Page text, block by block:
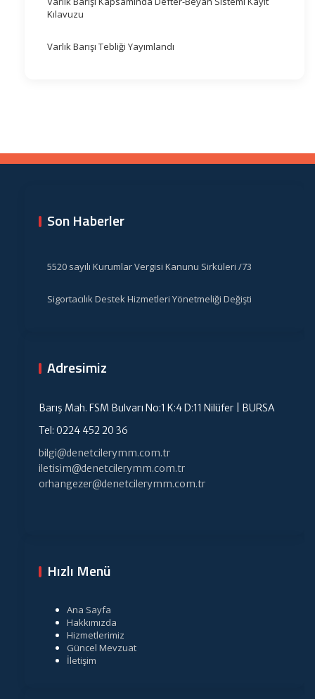
Kılavuzu
Varlık Barışı Tebliği Yayımlandı
Son Haberler
5520 sayılı Kurumlar Vergisi Kanunu Sirküleri /73
Sigortacılık Destek Hizmetleri Yönetmeliği Değişti
Adresimiz
Barış Mah. FSM Bulvarı No:1 K:4 D:11 Nilüfer | BURSA
Tel: 0224 452 20 36
bilgi@denetcilerymm.com.tr
iletisim@denetcilerymm.com.tr
orhangezer@denetcilerymm.com.tr
Hızlı Menü
Ana Sayfa
Hakkımızda
Hizmetlerimiz
Güncel Mevzuat
İletişim